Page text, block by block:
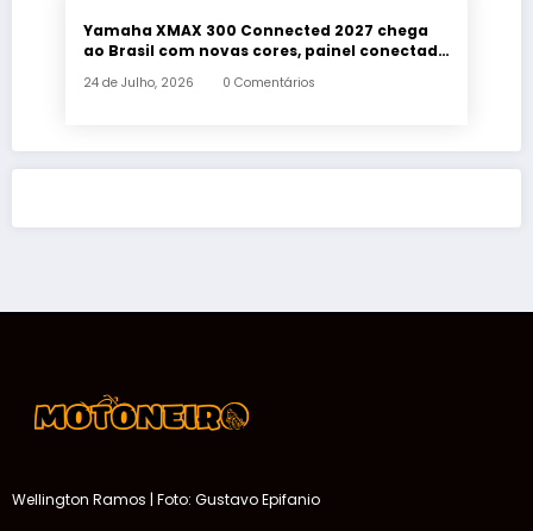
Yamaha XMAX 300 Connected 2027 chega
ao Brasil com novas cores, painel conectado
24 de Julho, 2026 0 Comentários
Wellington Ramos | Foto: Gustavo Epifanio